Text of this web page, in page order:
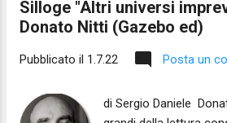
Silloge "Altri universi
Donato Nitti (Gazebo ed)
Pubblicato il 1.7.22 Posta un
di Sergio Daniele